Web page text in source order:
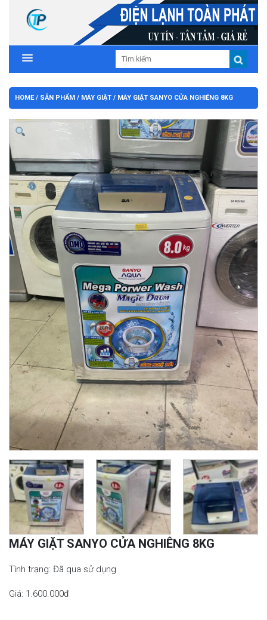
HOME/ SẢN PHẨM / MÁY GIẶT / MÁY GIẶT SANYO CỬA NGHIÊNG 8KG
MÁY GIẶT SANYO CỬA NGHIÊNG 8KG
Tình trạng: Đã qua sử dụng
Giá: 1.600.000đ